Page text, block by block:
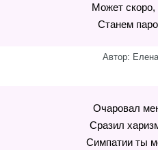
Может скоро,
Станем
Автор:
Очаровал
Сразил
Симпатии ты